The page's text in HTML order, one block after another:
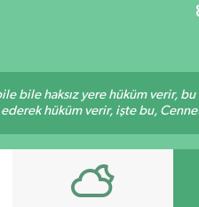
bile haksız yere hüküm verir,
ederek hüküm verir, işte bu,